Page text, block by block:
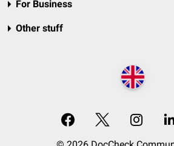
For Business
Other stuff